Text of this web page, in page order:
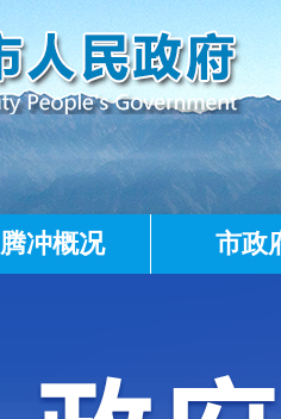
腾冲概况 市政